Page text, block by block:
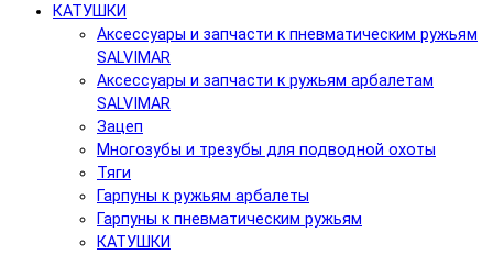
КАТУШКИ
Аксессуары и запчасти к пневматическим ружьям
SALVIMAR
Аксессуары и запчасти к ружьям арбалетам
SALVIMAR
Зацеп
Многозубы и трезубы для подводной охоты
Тяги
Гарпуны к ружьям арбалеты
Гарпуны к пневматическим ружьям
КАТУШКИ